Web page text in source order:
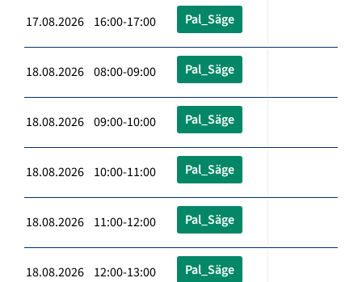
17.08.2026 16:00-17:00 Pal_Säge
18.08.2026 08:00-09:00 Pal_Säge
18.08.2026 09:00-10:00 Pal_Säge
18.08.2026 10:00-11:00 Pal_Säge
18.08.2026 11:00-12:00 Pal_Säge
18.08.2026 12:00-13:00 Pal_Säge